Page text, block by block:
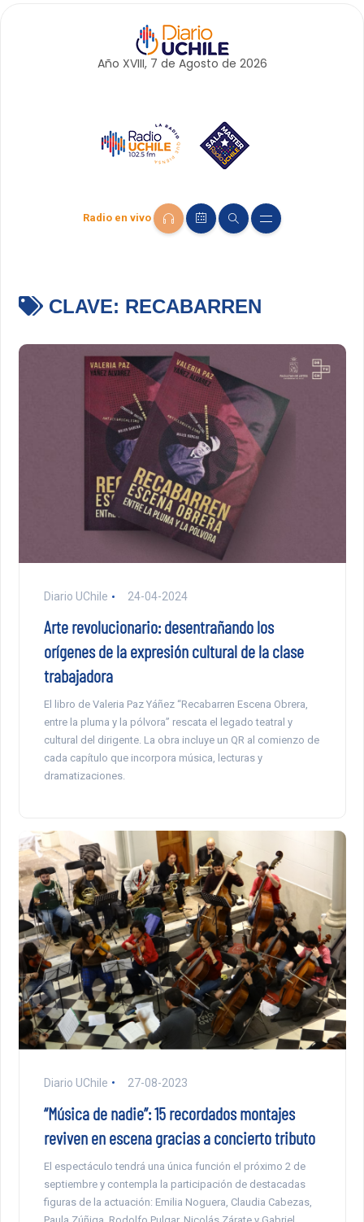
Año XVIII, 7 de Agosto de 2026
Radio en vivo
CLAVE: RECABARREN
Diario UChile 24-04-2024
Arte revolucionario: desentrañando los
orígenes de la expresión cultural de la clase
trabajadora
El libro de Valeria Paz Yáñez “Recabarren Escena Obrera,
entre la pluma y la pólvora” rescata el legado teatral y
cultural del dirigente. La obra incluye un QR al comienzo de
cada capítulo que incorpora música, lecturas y
dramatizaciones.
Diario UChile 27-08-2023
“Música de nadie”: 15 recordados montajes
reviven en escena gracias a concierto tributo
El espectáculo tendrá una única función el próximo 2 de
septiembre y contempla la participación de destacadas
figuras de la actuación: Emilia Noguera, Claudia Cabezas,